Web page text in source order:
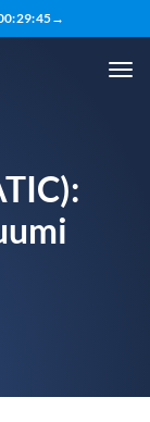
:29:44→